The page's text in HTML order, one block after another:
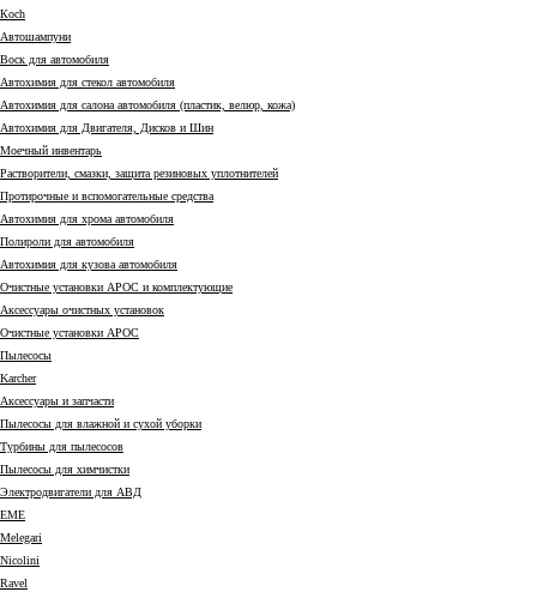
Коch
Автошампуни
Воск для автомобиля
Автохимия для стекол автомобиля
Автохимия для салона автомобиля (пластик, велюр, кожа)
Автохимия для Двигателя, Дисков и Шин
Моечный инвентарь
Растворители, смазки, защита резиновых уплотнителей
Протирочные и вспомогательные средства
Автохимия для хрома автомобиля
Полироли для автомобиля
Автохимия для кузова автомобиля
Очистные установки АРОС и комплектующие
Аксессуары очистных установок
Очистные установки АРОС
Пылесосы
Karcher
Аксессуары и запчасти
Пылесосы для влажной и сухой уборки
Турбины для пылесосов
Пылесосы для химчистки
Электродвигатели для АВД
EME
Melegari
Nicolini
Ravel